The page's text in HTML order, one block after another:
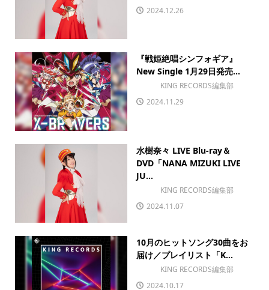
2024.12.26
『戦姫絶唱シンフォギア』
New Single 1月29日発売...
KING RECORDS編集部
2024.11.29
水樹奈々 LIVE Blu-ray＆
DVD「NANA MIZUKI LIVE
JU...
KING RECORDS編集部
2024.11.07
10月のヒットソング30曲をお
届け／プレイリスト「K...
KING RECORDS編集部
2024.10.17